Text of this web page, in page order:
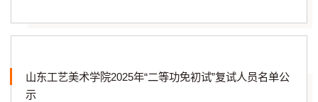
山东工艺美术学院2025年“二等功免初试”复试人员名单公
示